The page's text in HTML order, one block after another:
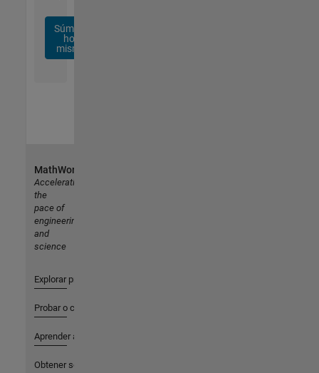
Súmese
hoy
mismo
MathWorks
Accelerating
the
pace of
engineering
and
science
Explorar productos
Probar o comprar
Aprender a utilizar
Obtener soporte